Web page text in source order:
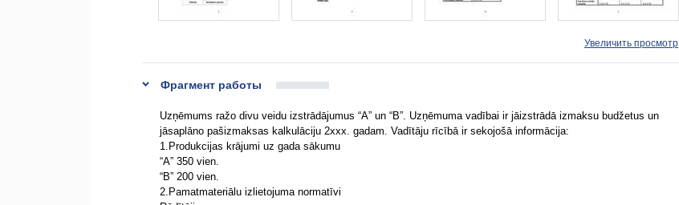
Увеличить просмотр
Фрагмент работы
Uzņēmums ražo divu veidu izstrādājumus “A” un “B”. Uzņēmuma vadībai ir jāizstrādā izmaksu budžetus un
jāsaplāno pašizmaksas kalkulāciju 2xxx. gadam. Vadītāju rīcībā ir sekojošā informācija:
1.Produkcijas krājumi uz gada sākumu
“A” 350 vien.
“B” 200 vien.
2.Pamatmateriālu izlietojuma normatīvi